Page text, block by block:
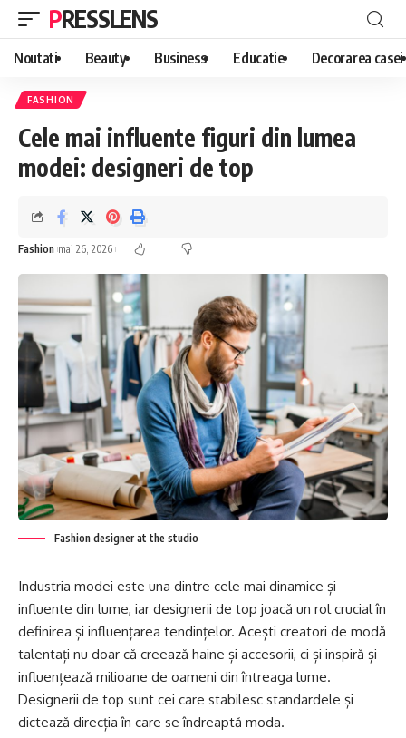
PRESSLENS
Noutati Beauty Business Educatie Decorarea casei
FASHION
Cele mai influente figuri din lumea
modei: designeri de top
Fashion mai 26, 2026
Fashion designer at the studio
Industria modei este una dintre cele mai dinamice și
influente din lume, iar designerii de top joacă un rol crucial în
definirea și influențarea tendințelor. Acești creatori de modă
talentați nu doar că creează haine și accesorii, ci și inspiră și
influențează milioane de oameni din întreaga lume.
Designerii de top sunt cei care stabilesc standardele și
dictează direcția în care se îndreaptă moda.